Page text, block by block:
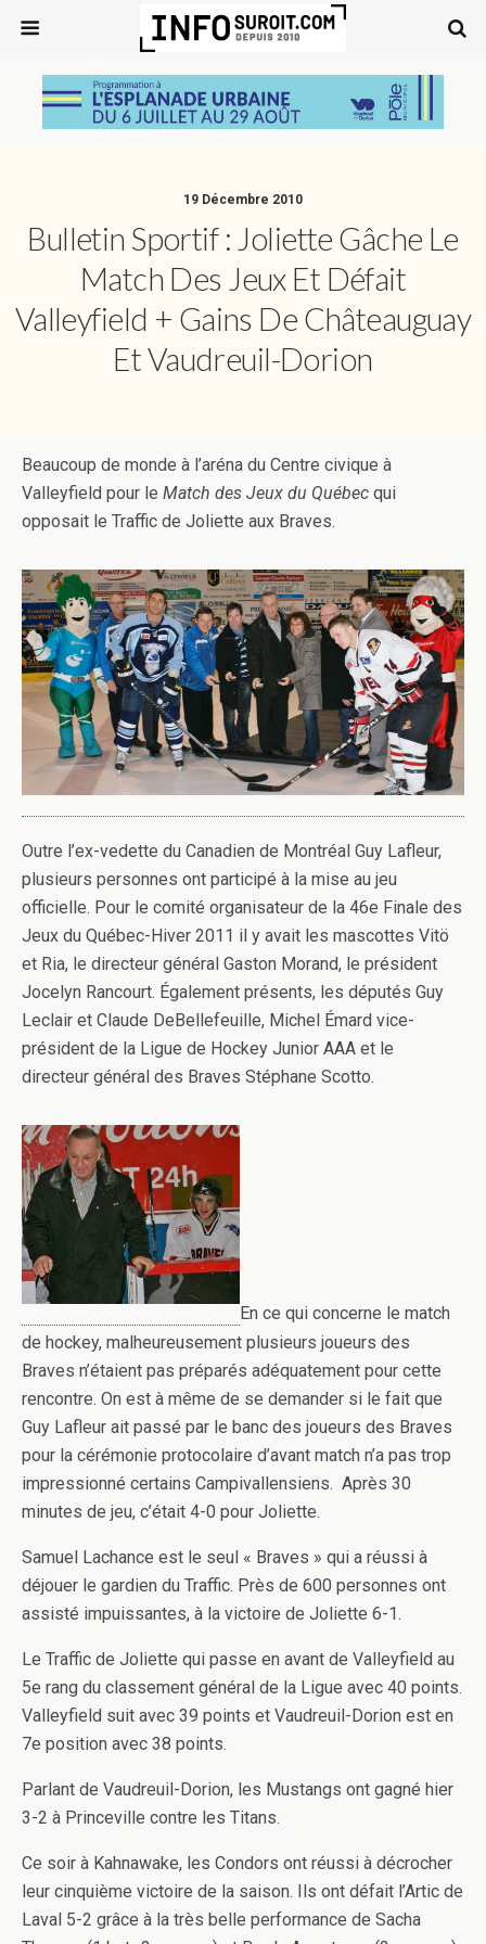
19 Décembre 2010
Bulletin Sportif : Joliette Gâche Le
Match Des Jeux Et Défait
Valleyfield + Gains De Châteauguay
Et Vaudreuil-Dorion
Beaucoup de monde à l’aréna du Centre civique à
Valleyfield pour le Match des Jeux du Québec qui
opposait le Traffic de Joliette aux Braves.
Outre l’ex-vedette du Canadien de Montréal Guy Lafleur,
plusieurs personnes ont participé à la mise au jeu
officielle. Pour le comité organisateur de la 46e Finale des
Jeux du Québec-Hiver 2011 il y avait les mascottes Vitö
et Ria, le directeur général Gaston Morand, le président
Jocelyn Rancourt. Également présents, les députés Guy
Leclair et Claude DeBellefeuille, Michel Émard vice-
président de la Ligue de Hockey Junior AAA et le
directeur général des Braves Stéphane Scotto.
En ce qui concerne le match
de hockey, malheureusement plusieurs joueurs des
Braves n’étaient pas préparés adéquatement pour cette
rencontre. On est à même de se demander si le fait que
Guy Lafleur ait passé par le banc des joueurs des Braves
pour la cérémonie protocolaire d’avant match n’a pas trop
impressionné certains Campivallensiens. Après 30
minutes de jeu, c’était 4-0 pour Joliette.
Samuel Lachance est le seul « Braves » qui a réussi à
déjouer le gardien du Traffic. Près de 600 personnes ont
assisté impuissantes, à la victoire de Joliette 6-1.
Le Traffic de Joliette qui passe en avant de Valleyfield au
5e rang du classement général de la Ligue avec 40 points.
Valleyfield suit avec 39 points et Vaudreuil-Dorion est en
7e position avec 38 points.
Parlant de Vaudreuil-Dorion, les Mustangs ont gagné hier
3-2 à Princeville contre les Titans.
Ce soir à Kahnawake, les Condors ont réussi à décrocher
leur cinquième victoire de la saison. Ils ont défait l’Artic de
Laval 5-2 grâce à la très belle performance de Sacha